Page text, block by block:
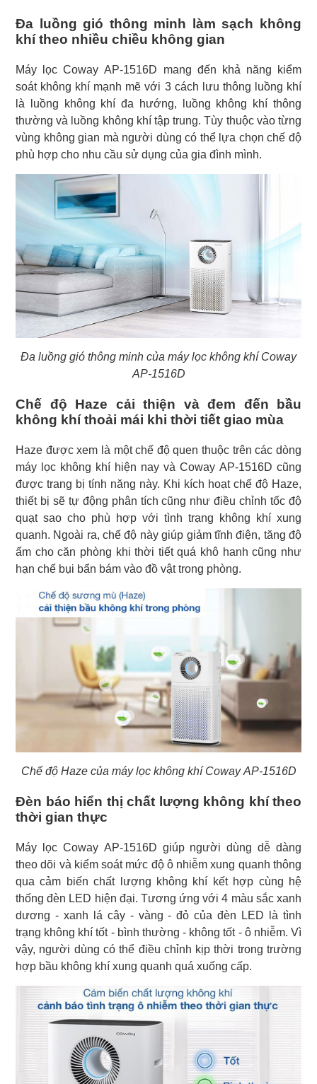
Đa luồng gió thông minh làm sạch không
khí theo nhiều chiều không gian
Máy lọc Coway AP-1516D mang đến khả năng kiểm
soát không khí mạnh mẽ với 3 cách lưu thông luồng khí
là luồng không khí đa hướng, luồng không khí thông
thường và luồng không khí tập trung. Tùy thuộc vào từng
vùng không gian mà người dùng có thể lựa chọn chế độ
phù hợp cho nhu cầu sử dụng của gia đình mình.
Đa luồng gió thông minh của máy lọc không khí Coway
AP-1516D
Chế độ Haze cải thiện và đem đến bầu
không khí thoải mái khi thời tiết giao mùa
Haze được xem là một chế độ quen thuộc trên các dòng
máy lọc không khí hiện nay và Coway AP-1516D cũng
được trang bị tính năng này. Khi kích hoạt chế độ Haze,
thiết bị sẽ tự động phân tích cũng như điều chỉnh tốc độ
quạt sao cho phù hợp với tình trạng không khí xung
quanh. Ngoài ra, chế độ này giúp giảm tĩnh điện, tăng độ
ẩm cho căn phòng khi thời tiết quá khô hanh cũng như
hạn chế bụi bẩn bám vào đồ vật trong phòng.
Chế độ Haze của máy lọc không khí Coway AP-1516D
Đèn báo hiển thị chất lượng không khí theo
thời gian thực
Máy lọc Coway AP-1516D giúp người dùng dễ dàng
theo dõi và kiểm soát mức độ ô nhiễm xung quanh thông
qua cảm biến chất lượng không khí kết hợp cùng hệ
thống đèn LED hiện đại. Tương ứng với 4 màu sắc xanh
dương - xanh lá cây - vàng - đỏ của đèn LED là tình
trạng không khí tốt - bình thường - không tốt - ô nhiễm. Vì
vậy, người dùng có thể điều chỉnh kịp thời trong trường
hợp bầu không khí xung quanh quá xuống cấp.